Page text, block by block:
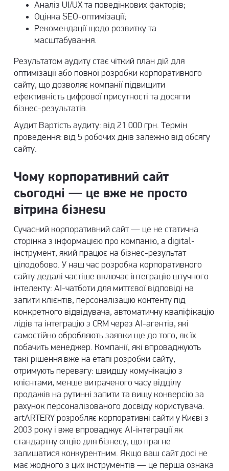
Аналіз UI/UX та поведінкових факторів;
Оцінка SEO-оптимізації;
Рекомендації щодо розвитку та
масштабування.
Результатом аудиту стає чіткий план дій для
оптимізації або повної розробки корпоративного
сайту, що дозволяє компанії підвищити
ефективність цифрової присутності та досягти
бізнес-результатів.
Аудит Вартість аудиту: від 21 000 грн. Термін
проведення: від 5 робочих днів залежно від обсягу
сайту.
Чому корпоративний сайт
сьогодні — це вже не просто
вітрина бізнesu
Сучасний корпоративний сайт — це не статична
сторінка з інформацією про компанію, а digital-
інструмент, який працює на бізнес-результат
цілодобово. У наш час розробка корпоративного
сайту дедалі частіше включає інтеграцію штучного
інтелекту: AI-чатботи для миттєвої відповіді на
запити клієнтів, персоналізацію контенту під
конкретного відвідувача, автоматичну кваліфікацію
лідів та інтеграцію з CRM через AI-агентів, які
самостійно обробляють заявки ще до того, як їх
побачить менеджер. Компанії, які впроваджують
такі рішення вже на етапі розробки сайту,
отримують перевагу: швидшу комунікацію з
клієнтами, менше витраченого часу відділу
продажів на рутинні запити та вищу конверсію за
рахунок персоналізованого досвіду користувача.
artARTERY розробляє корпоративні сайти у Києві з
2003 року і вже впроваджує AI-інтеграції як
стандартну опцію для бізнесу, що прагне
залишатися конкурентним. Якщо ваш сайт досі не
має жодного з цих інструментів — це перша ознака